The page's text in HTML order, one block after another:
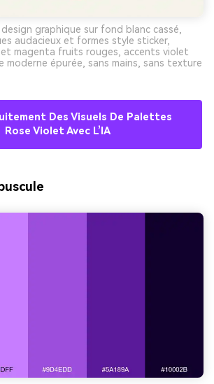
graphique sur fond blanc cassé,
audacieux et formes style sticker,
magenta fruits rouges, accents violet
moderne épurée, sans mains, sans texture
Des Visuels De Palettes
Rose Violet Avec L’IA